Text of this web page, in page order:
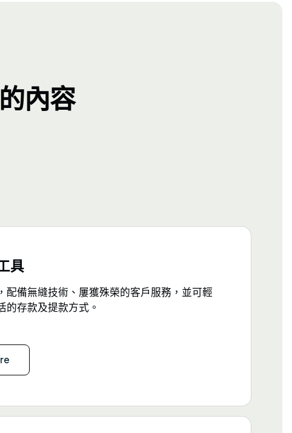
內容
具
配備無縫技術、屢獲殊榮的客戶服務，並可輕
的存款及提款方式。